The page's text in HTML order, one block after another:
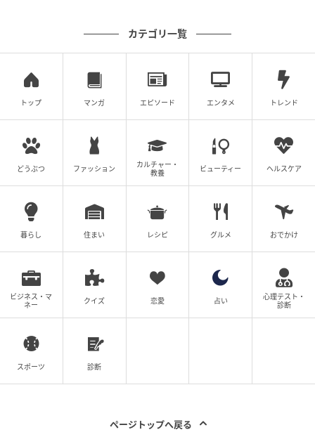
元記事で読む
「ついつい2個3個いっちゃうやつ」【コスト
コ】買い物リストに追加して！「大容量おや
つ」
の記事をもっとみる
カテゴリ一覧
トップ マンガ エピソード エンタメ トレンド
どうぶつ ファッション
カルチャー・
教養
ビューティー ヘルスケア
暮らし 住まい レシピ グルメ おでかけ
ビジネス・マ
ネー
クイズ 恋愛 占い
心理テスト・
診断
スポーツ 診断
ページトップへ戻る